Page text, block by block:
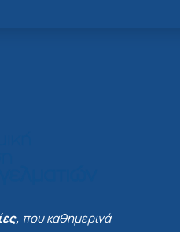
που καθημερινά